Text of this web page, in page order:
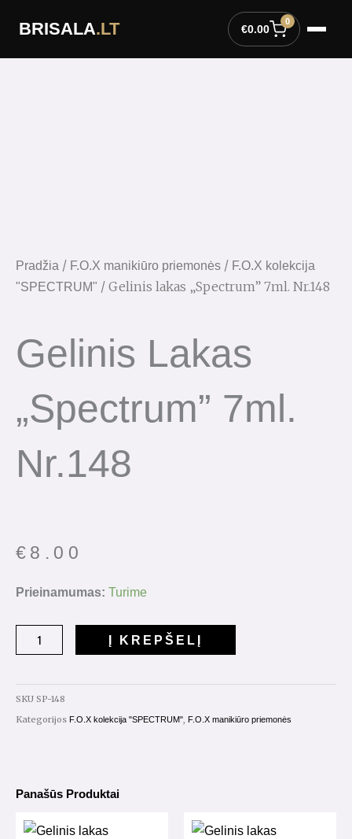
BRISALA.LT €0.00
0
Pradžia / F.O.X manikiūro priemonės / F.O.X kolekcija
"SPECTRUM" / Gelinis lakas „Spectrum” 7ml. Nr.148
Gelinis Lakas
„Spectrum” 7ml.
Nr.148
€ 8.00
Prieinamumas: Turime
produkto
lakas
7ml.
Nr.148
Į KREPŠELĮ
SKU SP-148
Kategorijos F.O.X kolekcija "SPECTRUM", F.O.X manikiūro priemonės
Panašūs Produktai